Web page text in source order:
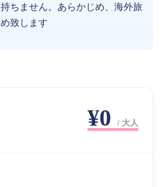
ちません。あらかじめ、海外旅
致します
¥0 / 大人